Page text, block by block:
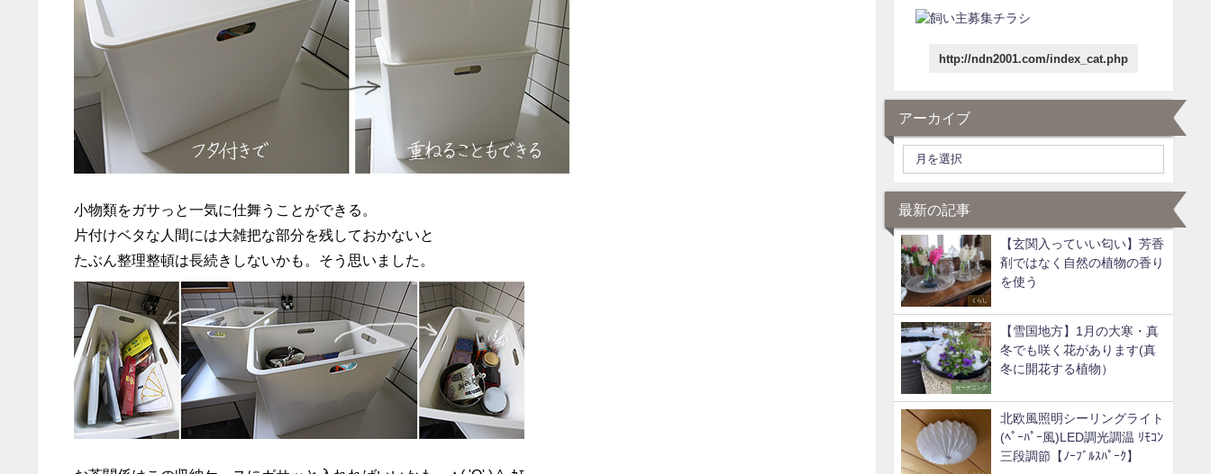
小物類をガサっと一気に仕舞うことができる。
片付けベタな人間には大雑把な部分を残しておかないと
たぶん整理整頓は長続きしないかも。そう思いました。
http://ndn2001.com/index_cat.php
アーカイブ
最新の記事
くらし
【玄関入っていい匂い】芳香
剤ではなく自然の植物の香り
を使う
ガーデニング
【雪国地方】1月の大寒・真
冬でも咲く花があります(真
冬に開花する植物）
北欧風照明シーリングライト
(ﾍﾟｰﾊﾟｰ風)LED調光調温 ﾘﾓｺﾝ
三段調節【ﾉｰﾌﾞﾙｽﾊﾟｰｸ】